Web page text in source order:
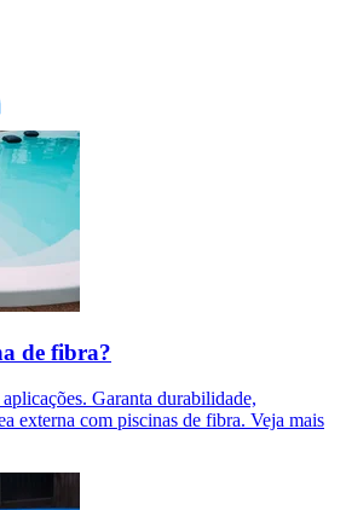
de fibra?
Garanta durabilidade,
externa com piscinas de fibra. Veja mais